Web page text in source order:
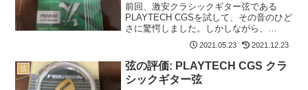
前回、激安クラシックギター弦である
PLAYTECH CGSを試して、その音のひど
さに驚愕しました。しかしながら、
PLAYTECHには上位版のPLAYTECH
Premium CGSが存在します。こちらなら
きっと！というわけで、半分怖いもの
見...
2021.05.23 2021.12.23
弦
弦の評価: PLAYTECH CGS クラ
シックギター弦